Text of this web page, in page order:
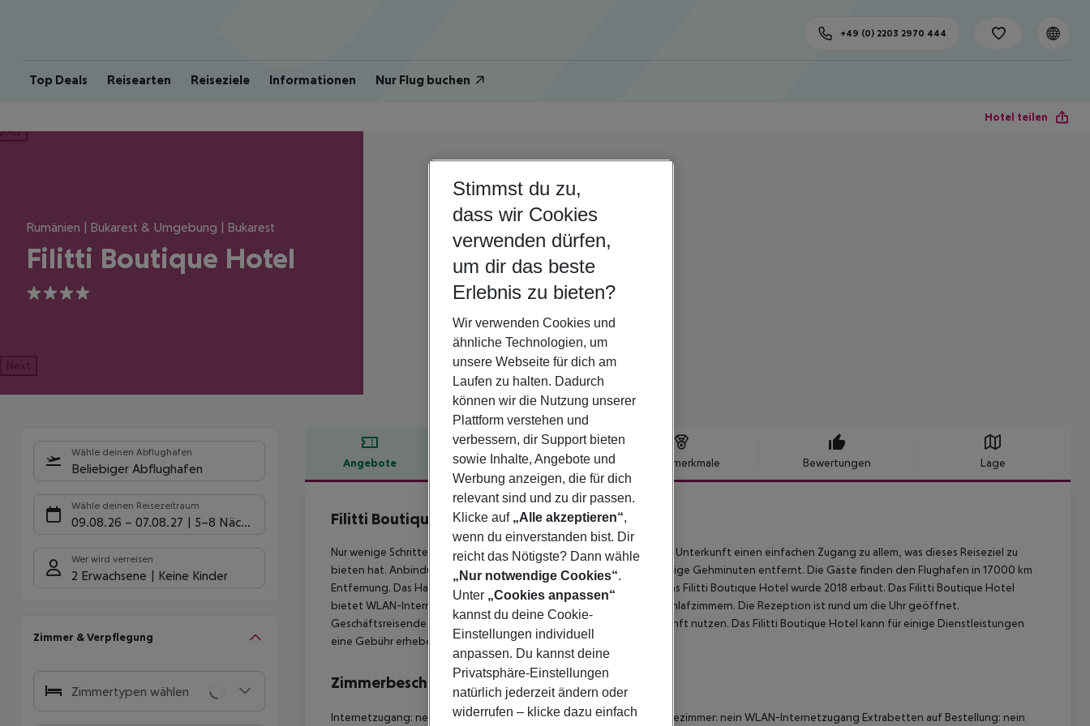
Top Deals Reisearten Reiseziele Informationen Nur Flug buchen
+49 (0) 2203 2970 444
Hotel teilen
Rumänien | Bukarest & Umgebung | Bukarest
Filitti Boutique Hotel
4
Next
Wähle deinen Abflughafen
Beliebiger Abflughafen
Wähle deinen Reisezeitraum
09.08.26 – 07.08.27 5-8 Nächte
Wer wird verreisen
2 Erwachsene Keine Kinder
Zimmer & Verpflegung
Zimmertypen wählen
Angebote Hotelbeschreibung Hotelmerkmale Bewertungen Lage
Hotelbeschreibung
Filitti Boutique Hotel
4
Nur wenige Schritte vom Stadtzentrum entfernt gelegen, bietet die Unterkunft einen einfachen Zugang zu allem, was dieses Reiseziel zu
bieten hat. Anbindungen an öffentliche Verkehrsmittel sind nur wenige Gehminuten entfernt. Die Gäste finden den Flughafen in 17000 km
Entfernung. Das Haus verfügt über 17 gemütliche Wohneinheiten. Das Filitti Boutique Hotel wurde 2018 erbaut. Das Filitti Boutique Hotel
bietet WLAN-Internetzugang in allen öffentlichen Bereichen und Schlafzimmern. Die Rezeption ist rund um die Uhr geöffnet.
Geschäftsreisende können die Geschäftseinrichtungen der Unterkunft nutzen. Das Filitti Boutique Hotel kann für einige Dienstleistungen
eine Gebühr erheben.
Zimmerbeschreibung
Internetzugang: nein Für Rollstühle geeignet: nein Barrierefreies Badezimmer: nein WLAN-Internetzugang Extrabetten auf Bestellung: nein
Stimmst du zu,
dass wir Cookies
verwenden dürfen,
um dir das beste
Erlebnis zu bieten?
Wir verwenden Cookies und
ähnliche Technologien, um
unsere Webseite für dich am
Laufen zu halten. Dadurch
können wir die Nutzung unserer
Plattform verstehen und
verbessern, dir Support bieten
sowie Inhalte, Angebote und
Werbung anzeigen, die für dich
relevant sind und zu dir passen.
Klicke auf „Alle akzeptieren“,
wenn du einverstanden bist. Dir
reicht das Nötigste? Dann wähle
„Nur notwendige Cookies“.
Unter „Cookies anpassen“
kannst du deine Cookie-
Einstellungen individuell
anpassen. Du kannst deine
Privatsphäre-Einstellungen
natürlich jederzeit ändern oder
widerrufen – klicke dazu einfach